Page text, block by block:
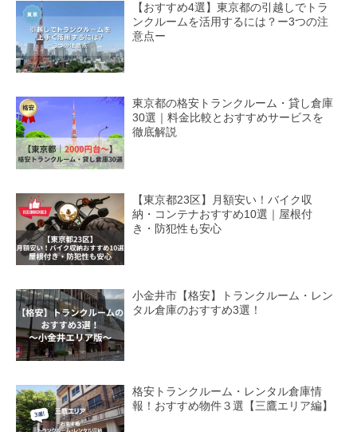
【おすすめ4選】東京都の引越しでトラ
ンクルームを活用するには？ー3つの注
意点ー
東京都の格安トランクルーム・貸し倉庫
30選｜料金比較とおすすめサービスを
徹底解説
【東京都23区】月額安い！バイク収
納・コンテナおすすめ10選｜屋根付
き・防犯性も安心
小金井市【格安】トランクルーム・レン
タル倉庫のおすすめ3選！
格安トランクルーム・レンタル倉庫情
報！おすすめ物件３選【三鷹エリア編】